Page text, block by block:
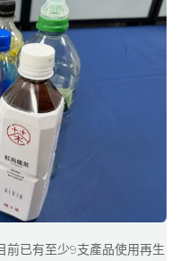
已有至少9支產品使用再生